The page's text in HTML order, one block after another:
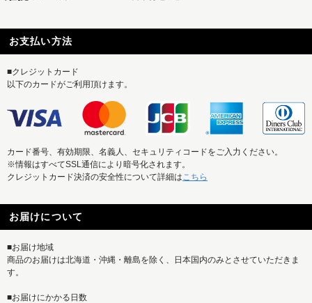
お支払い方法
■クレジットカード
以下のカードがご利用頂けます。
カード番号、有効期限、名義人、セキュリティコードをご入力ください。
※情報はすべてSSL通信により暗号化されます。
クレジットカード決済の安全性について詳細はこちら
お届けについて
■お届け地域
商品のお届けは北海道・沖縄・離島を除く、日本国内のみとさせていただきま
す。
■お届けにかかる日数